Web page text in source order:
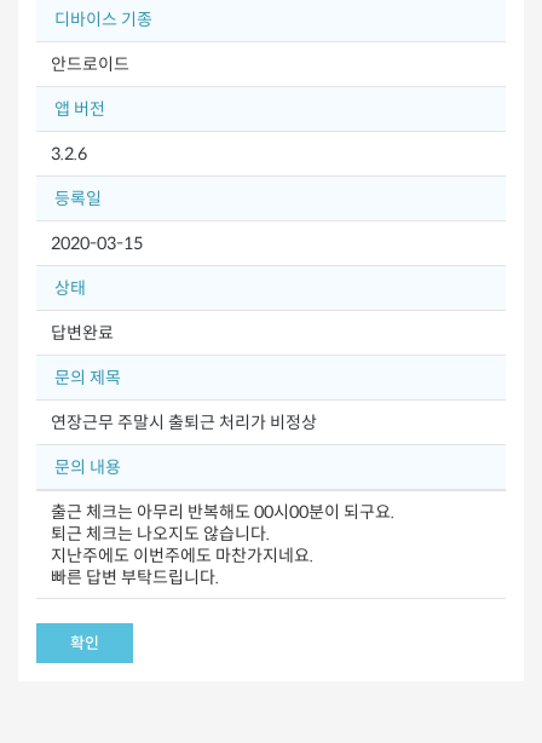
디바이스 기종
안드로이드
앱 버전
3.2.6
등록일
2020-03-15
상태
답변완료
문의 제목
연장근무 주말시 출퇴근 처리가 비정상
문의 내용
출근 체크는 아무리 반복해도 00시00분이 되구요.
퇴근 체크는 나오지도 않습니다.
지난주에도 이번주에도 마찬가지네요.
빠른 답변 부탁드립니다.
확인